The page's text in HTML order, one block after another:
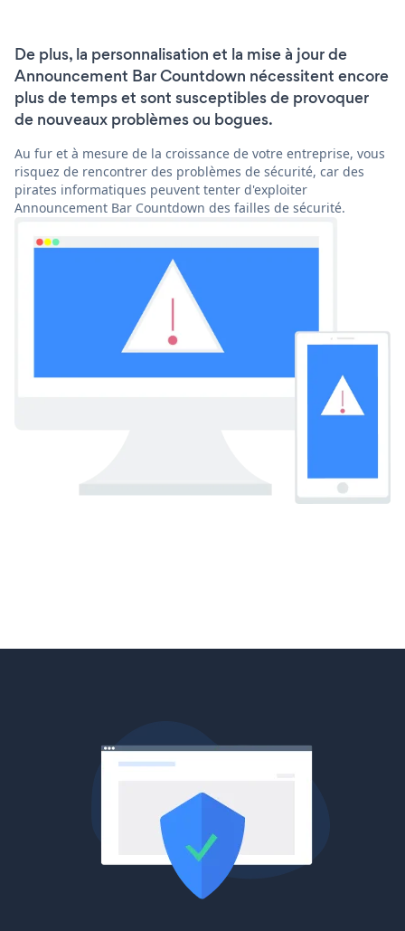
De plus, la personnalisation et la mise à jour de
Announcement Bar Countdown nécessitent encore
plus de temps et sont susceptibles de provoquer
de nouveaux problèmes ou bogues.
Au fur et à mesure de la croissance de votre entreprise, vous
risquez de rencontrer des problèmes de sécurité, car des
pirates informatiques peuvent tenter d'exploiter
Announcement Bar Countdown des failles de sécurité.